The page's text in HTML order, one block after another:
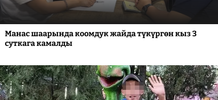
Манас шаарында коомдук жайда түкүргөн кыз 3
суткага камалды